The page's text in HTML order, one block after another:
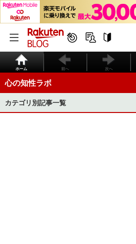
ホーム 前へ 次へ
心の知性ラボ
カテゴリ別記事一覧